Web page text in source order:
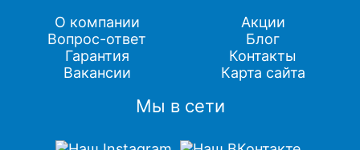
О компании
Вопрос-ответ
Гарантия
Вакансии
Акции
Блог
Контакты
Карта сайта
Мы в сети